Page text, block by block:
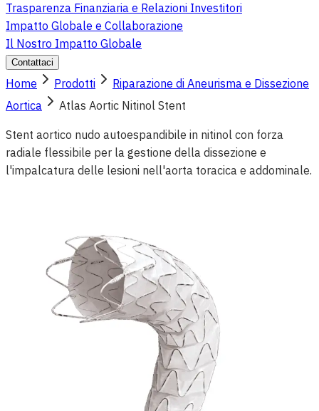
Trasparenza Finanziaria e Relazioni Investitori
Impatto Globale e Collaborazione
Il Nostro Impatto Globale
Contattaci
Home Prodotti
Riparazione di Aneurisma e Dissezione
Aortica
Atlas Aortic Nitinol Stent
Stent aortico nudo autoespandibile in nitinol con forza
radiale flessibile per la gestione della dissezione e
l'impalcatura delle lesioni nell'aorta toracica e addominale.